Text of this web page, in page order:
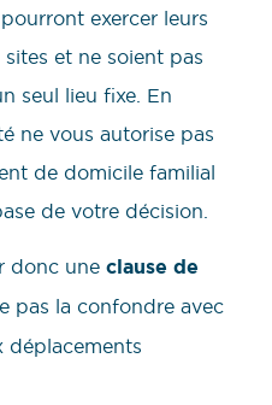
exercer leurs
et ne soient pas
seul lieu fixe. En
ne vous autorise pas
de domicile familial
de votre décision.
donc une clause de
pas la confondre avec
déplacements